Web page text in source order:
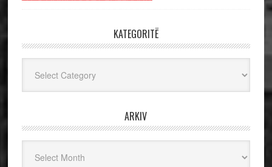
KATEGORITË
ARKIV